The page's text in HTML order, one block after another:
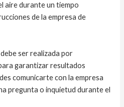
aire durante un tiempo
de la empresa de
ser realizada por
garantizar resultados
comunicarte con la empresa
pregunta o inquietud durante el